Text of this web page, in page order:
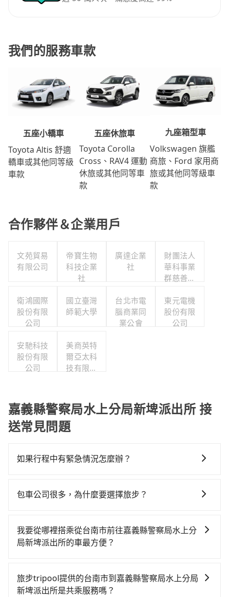
我們的服務車款
五座小轎車
Toyota Altis 舒適
轎車或其他同等級
車款
五座休旅車
Toyota Corolla
Cross、RAV4 運動
休旅或其他同等車
款
九座箱型車
Volkswagen 旗艦
商旅、Ford 家用商
旅或其他同等級車
款
合作夥伴＆企業用戶
文苑貿易
有限公司
帝寶生物
科技企業
社
廣達企業
社
財團法人
華科事業
群慈善基
衛鴻國際
股份有限
公司
國立臺灣
師範大學
台北市電
腦商業同
業公會
東元電機
股份有限
公司
安馳科技
股份有限
公司
美商英特
爾亞太科
技有限公
嘉義縣警察局水上分局新埤派出所 接
送常見問題
如果行程中有緊急情況怎麼辦？
包車公司很多，為什麼要選擇旅步？
策也是完全透明的，不會有任何隱藏費用。此外，我們
提供更彈性的取消訂單規定，並致力於提供高品質的包
我要從哪裡搭乘從台南市前往嘉義縣警察局水上分
局新埤派出所的車最方便？
落，只要有路能到、Google地圖上能標註、GPS上能找
得到，我們就保證發車。直接在官網上輸入住家地址、
旅步tripool提供的台南市到嘉義縣警察局水上分局
新埤派出所是共乘服務嗎？